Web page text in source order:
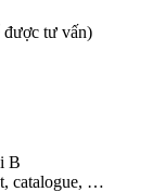
được tư vấn)
B
catalogue, …